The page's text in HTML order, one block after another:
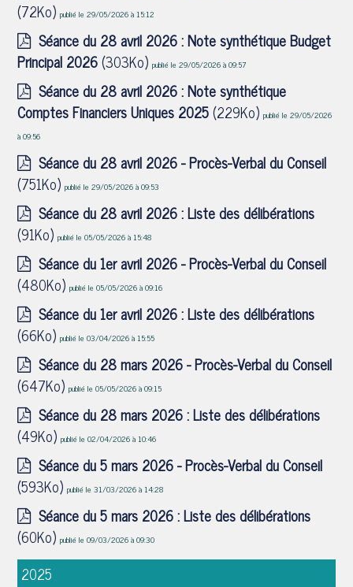
(72Ko)publié le 29/05/2026 à 15:12
Séance du 28 avril 2026 : Note synthétique Budget
Principal 2026(303Ko)publié le 29/05/2026 à 09:57
Séance du 28 avril 2026 : Note synthétique
Comptes Financiers Uniques 2025(229Ko)publié le 29/05/2026
à 09:56
Séance du 28 avril 2026 - Procès-Verbal du Conseil
(751Ko)publié le 29/05/2026 à 09:53
Séance du 28 avril 2026 : Liste des délibérations
(91Ko)publié le 05/05/2026 à 15:48
Séance du 1er avril 2026 - Procès-Verbal du Conseil
(480Ko)publié le 05/05/2026 à 09:16
Séance du 1er avril 2026 : Liste des délibérations
(66Ko)publié le 03/04/2026 à 15:55
Séance du 28 mars 2026 - Procès-Verbal du Conseil
(647Ko)publié le 05/05/2026 à 09:15
Séance du 28 mars 2026 : Liste des délibérations
(49Ko)publié le 02/04/2026 à 10:46
Séance du 5 mars 2026 - Procès-Verbal du Conseil
(593Ko)publié le 31/03/2026 à 14:28
Séance du 5 mars 2026 : Liste des délibérations
(60Ko)publié le 09/03/2026 à 09:30
2025